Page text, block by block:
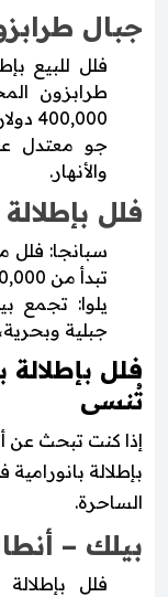
جبال
فلل للبيع
400,000 دولار.
جو معتدل
والأنهار.
فلل
سبانجا: فلل
تبدأ من 200,000 دولار.
يلوا: تجمع
جبلية وبحرية،
فلل بإطلالة
تُنسى
إذا كنت تبحث عن
الساحرة.
بيلك –
فلل